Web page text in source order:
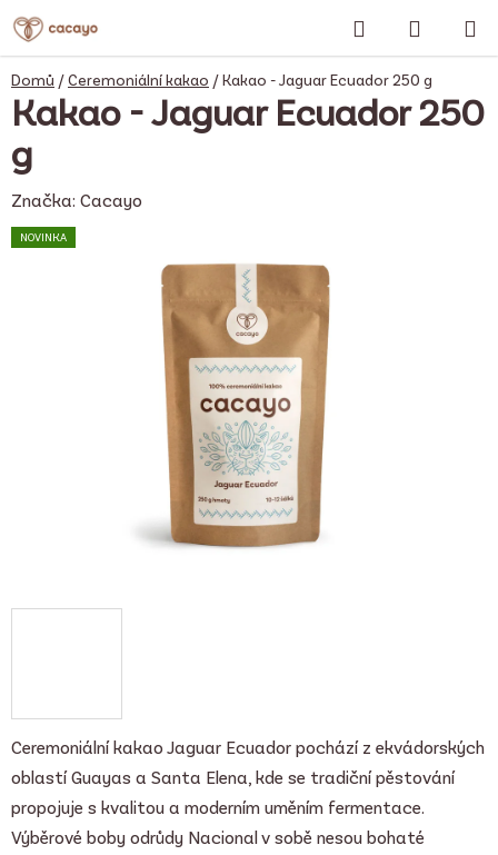
na
obsah
Hledat
KOŠÍK
Domů /Ceremoniální kakao /Kakao - Jaguar Ecuador 250 g
Ceremoniální kakao Jaguar Ecuador pochází z ekvádorských
oblastí Guayas a Santa Elena, kde se tradiční pěstování
propojuje s kvalitou a moderním uměním fermentace.
Výběrové boby odrůdy Nacional v sobě nesou bohaté
Kakao - Jaguar Ecuador 250
g
Značka: Cacayo
NOVINKA